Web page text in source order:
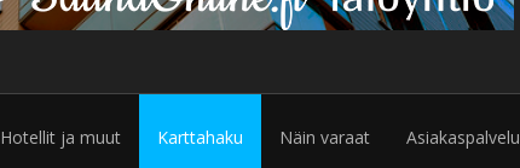
Hotellit ja muut Karttahaku Näin varaat Asiakaspalvelu